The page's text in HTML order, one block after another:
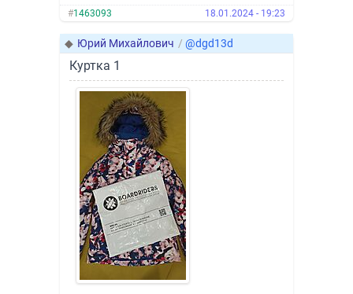
#1463093 18.01.2024 - 19:23
◆ Юрий Михайлович / @dgd13d
Куртка 1